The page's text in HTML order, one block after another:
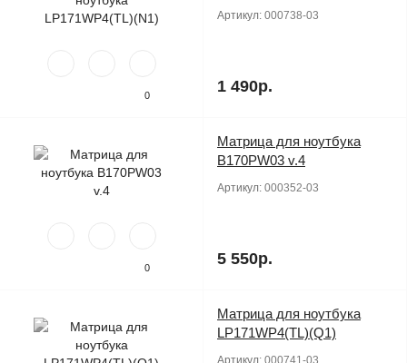
0
Артикул: 000738-03
1 490р.
0
Матрица для ноутбука
B170PW03 v.4
Артикул: 000352-03
5 550р.
Матрица для ноутбука
LP171WP4(TL)(Q1)
Артикул: 000741-03